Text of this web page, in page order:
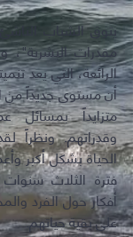
يتوق الشباب
مقدرات البشرية"،
الرائعة، التي يعد
أن مستوى جديداً من
متزايداً بمسائل
وقدراتهم. ونظراً
الحياة بشكل أكبر
فترة الثلاث
أفكار حول الفرد
على بقية حياتهم.